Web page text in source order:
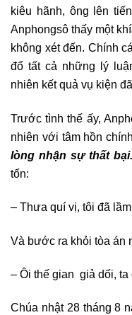
kiêu hãnh, ông lên
Anphongsô thấy một
không xét đến. Chính
đổ tất cả những lý
nhiên kết quả vụ kiện
Trước tình thế ấy,
nhiên với tâm hồn
lòng nhận sự thất bại.
tốn:
– Thưa quí vị, tôi đã
Và bước ra khỏi tòa án
– Ôi thế gian giả dối,
Chúa nhật 28 tháng 8